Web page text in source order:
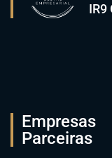
IR9
Empresas
Parceiras